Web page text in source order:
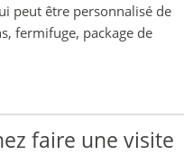
peut être personnalisé de
fermifuge, package de
faire une visite